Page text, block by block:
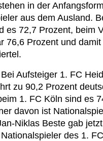
in der
aus dem Ausland.
es 72,7 Prozent, beim
76,6 Prozent und
Aufsteiger 1. FC
zu 90,2 Prozent
1. FC Köln sind es
davon ist
Niklas Beste gab
des 1.